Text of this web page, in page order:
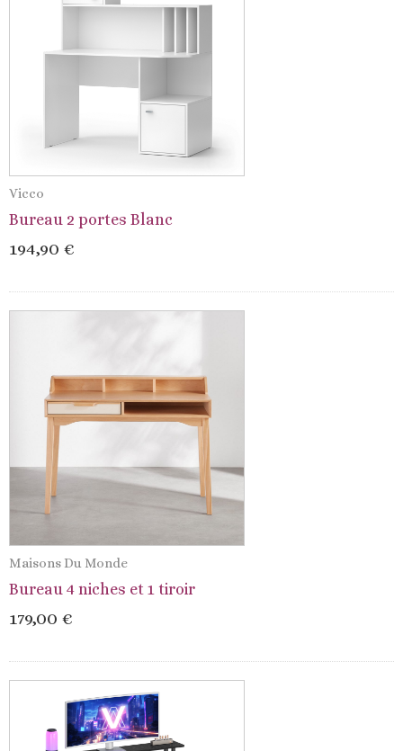
Vicco
Bureau 2 portes Blanc
194,90 €
Maisons Du Monde
Bureau 4 niches et 1 tiroir
179,00 €